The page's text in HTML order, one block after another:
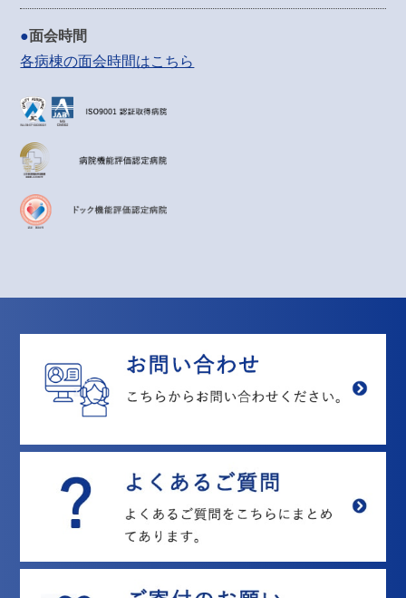
面会時間
各病棟の面会時間はこちら